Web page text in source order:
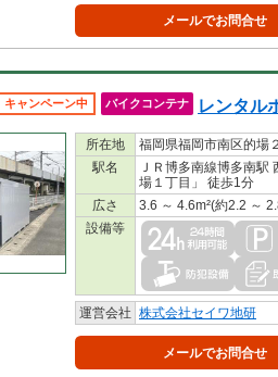
メールでお問合せ
キャンペーン中 バイクコンテナ レンタル
所在地
福岡県福岡市南区的場
駅名
ＪＲ博多南線博多南駅
場１丁目」 徒歩1分
広さ 3.6 ～ 4.6m²(約2.2 ～
設備等
運営会社 株式会社セイワ地研
メールでお問合せ